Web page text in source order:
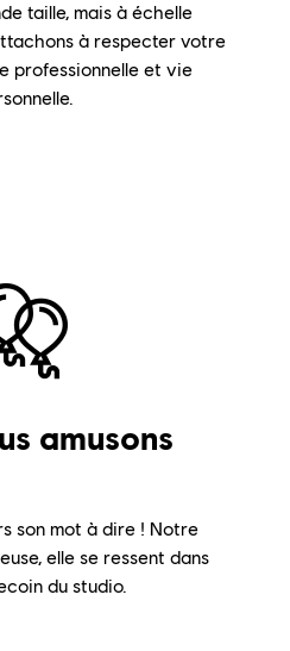
taille, mais à échelle
à respecter votre
professionnelle et vie
amusons
son mot à dire ! Notre
elle se ressent dans
du studio.